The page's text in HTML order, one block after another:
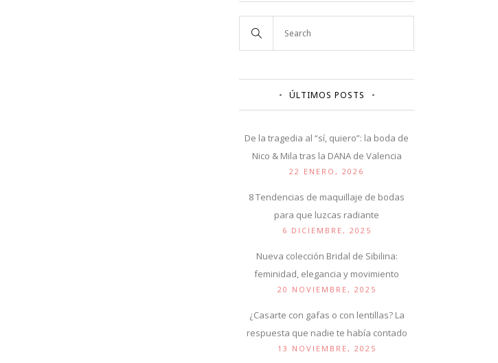
ÚLTIMOS POSTS
De la tragedia al “sí, quiero”: la boda de
Nico & Mila tras la DANA de Valencia
22 ENERO, 2026
8 Tendencias de maquillaje de bodas
para que luzcas radiante
6 DICIEMBRE, 2025
Nueva colección Bridal de Sibilina:
feminidad, elegancia y movimiento
20 NOVIEMBRE, 2025
¿Casarte con gafas o con lentillas? La
respuesta que nadie te había contado
13 NOVIEMBRE, 2025